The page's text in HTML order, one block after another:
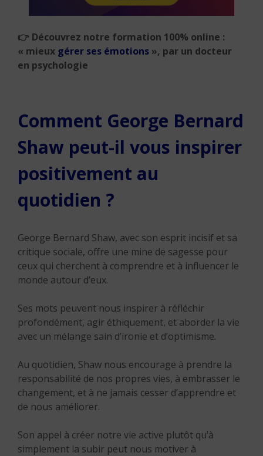
👉 Découvrez notre formation 100% online :
« mieux gérer ses émotions », par un docteur
en psychologie
Comment George Bernard
Shaw peut-il vous inspirer
positivement au
quotidien ?
George Bernard Shaw, avec son esprit incisif et sa
critique sociale, offre une mine de sagesse pour
ceux qui cherchent à comprendre et à influencer le
monde autour d’eux.
Ses mots peuvent nous inspirer à réfléchir
profondément, agir éthiquement, et aborder la vie
avec un mélange sain d’ironie et d’optimisme.
Au quotidien, Shaw nous encourage à prendre la
responsabilité de nos propres vies, à embrasser le
changement, et à ne jamais cesser d’apprendre et
de nous améliorer.
Son appel à créer notre vie active plutôt qu’à
simplement la subir peut nous motiver à